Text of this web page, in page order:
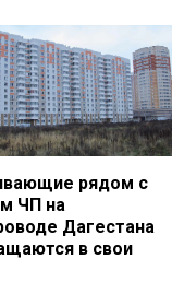
рядом с
ЧП на
Дагестана
в свои